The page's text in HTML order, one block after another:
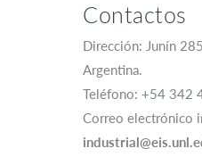
Contactos
Dirección: Junín
Argentina.
Teléfono: +54 342
Correo electrónico